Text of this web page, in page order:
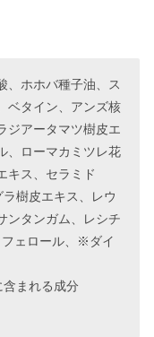
、ホホバ種子油、ス
ベタイン、アンズ核
ジアータマツ樹皮エ
、ローマカミツレ花
キス、セラミド
樹皮エキス、レウ
ンタンガム、レシチ
フェロール、※ダイ
まれる成分